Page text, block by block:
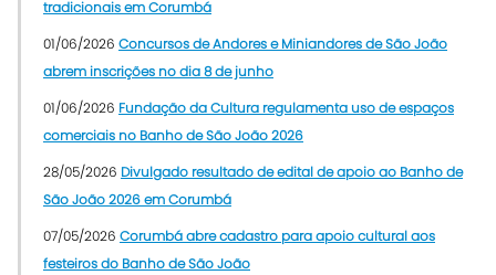
tradicionais em Corumbá
01/06/2026 Concursos de Andores e Miniandores de São João
abrem inscrições no dia 8 de junho
01/06/2026 Fundação da Cultura regulamenta uso de espaços
comerciais no Banho de São João 2026
28/05/2026 Divulgado resultado de edital de apoio ao Banho de
São João 2026 em Corumbá
07/05/2026 Corumbá abre cadastro para apoio cultural aos
festeiros do Banho de São João